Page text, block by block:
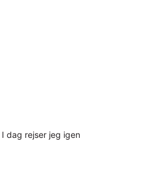
dag rejser jeg igen